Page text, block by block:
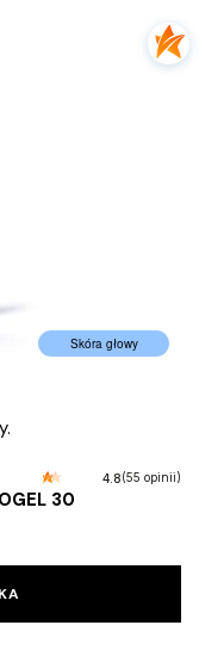
Skóra głowy
30
4.8(55 opinii)